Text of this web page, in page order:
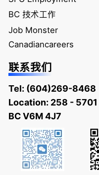
BC 技术工作
Job Monster
Canadiancareers
联系我们
Tel: (604)269-8468
Location: 258 -
BC V6M 4J7